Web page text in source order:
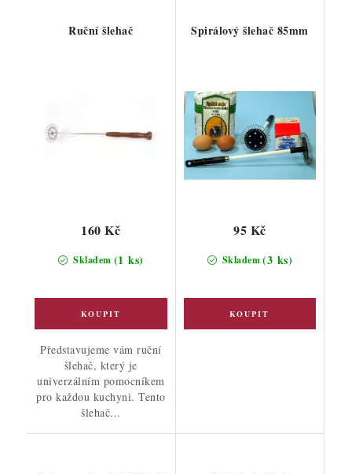
Ruční šlehač
Skladem (1 ks)
160 Kč
Představujeme vám ruční
šlehač, který je
univerzálním pomocníkem
pro každou kuchyni. Tento
šlehač...
Spirálový šlehač 85mm
Skladem(3 ks)
95 Kč